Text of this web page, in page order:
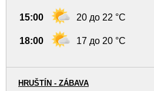
15:00 20 до 22 °C
18:00 17 до 20 °C
HRUŠTÍN - ZÁBAVA